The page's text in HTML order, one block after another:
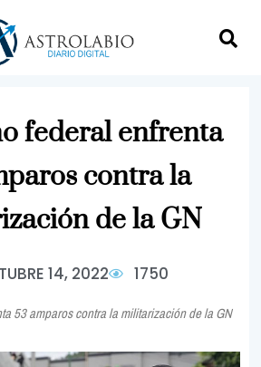
federal enfrenta
contra la
de la GN
14, 2022 1750
53 amparos contra la militarización de la GN